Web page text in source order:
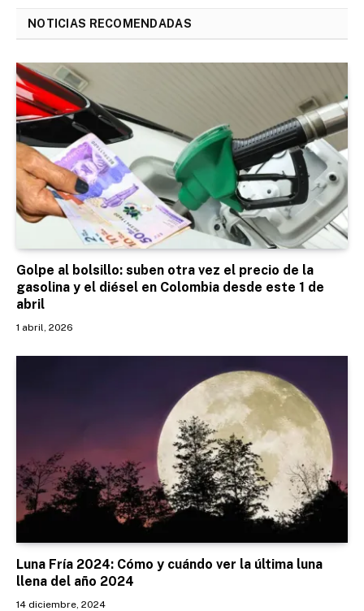
NOTICIAS RECOMENDADAS
Golpe al bolsillo: suben otra vez el precio de la
gasolina y el diésel en Colombia desde este 1 de
abril
1 abril, 2026
Luna Fría 2024: Cómo y cuándo ver la última luna
llena del año 2024
14 diciembre, 2024